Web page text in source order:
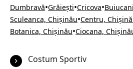
Dumbravă•Grăiești•Cricova•
Sculeanca, Chișinău•Centru,
Botanica, Chișinău•Ciocana,
Costum Sportiv